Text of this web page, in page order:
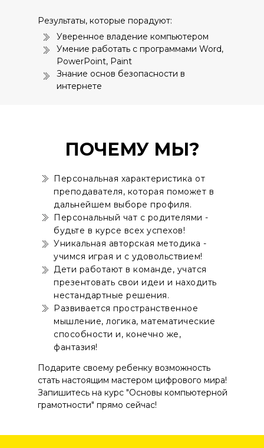
Результаты, которые порадуют:
Уверенное владение компьютером
Умение работать с программами Word,
PowerPoint, Paint
Знание основ безопасности в
интернете
ПОЧЕМУ МЫ?
Персональная характеристика от
преподавателя, которая поможет в
дальнейшем выборе профиля.
Персональный чат с родителями -
будьте в курсе всех успехов!
Уникальная авторская методика -
учимся играя и с удовольствием!
Дети работают в команде, учатся
презентовать свои идеи и находить
нестандартные решения.
Развивается пространственное
мышление, логика, математические
способности и, конечно же,
фантазия!
Подарите своему ребенку возможность
стать настоящим мастером цифрового мира!
Запишитесь на курс "Основы компьютерной
грамотности" прямо сейчас!